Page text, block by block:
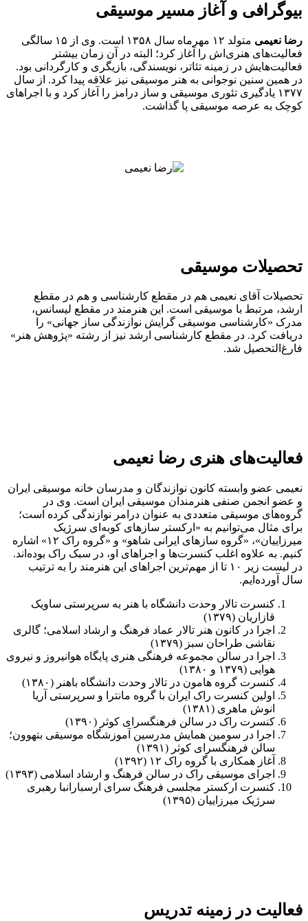
بیوگرافی و آغاز مسیر موسیقی
رضا نعیمی
متولد ۱۲ مهرماه سال ۱۳۵۸ است. وی از ۱۵ سالگی
فعالیت‌های هنری‌اش را آغاز کرد؛ البته در آن زمان بیشتر
فعالیت‌هایش در زمینه تئاتر، نویسندگی، بازیگری و کارگردانی بود.
در همین سنین نوجوانی به هنر موسیقی نیز علاقه پیدا کرد. از سال
۱۳۷۷ یادگیری تئوری موسیقی و ساز درامز را آغاز کرد و با اجراهای
کوچک به عرصه موسیقی پا گذاشت.
تحصیلات موسیقی
تحصیلات آقای نعیمی هم در مقطع کارشناسی و هم در مقطع
ارشد، مرتبط با موسیقی است. این هنرمند در مقطع لیسانس،
مدرک «کارشناسی موسیقی گرایش نوازندگی ساز جهانی» را
دریافت کرد. در مقطع کارشناسی ارشد نیز از رشته «پژوهش هنر»
فارغ‌التحصیل شد.
فعالیت‌های هنری رضا نعیمی
نعیمی عضو وابسته کانون نوازندگان و مدرسان خانه موسیقی ایران
و عضو انجمن صنفی هنرمندان موسیقی ایران است. وی در
گروه‌های موسیقی متعددی به عنوان درامر نوازندگی کرده است؛
برای مثال می‌توانیم به «ارکستر سازهای کوبه‌ای سرژیک
میرزاییان»، «گروه سازهای ایرانی شاهو» و «گروه راک ۱۲» اشاره
کنیم. به علاوه اغلب کنسرت‌ها و اجراهای او، در سبک راک بوده‌اند.
در لیست زیر ۱۰ تا از مهم‌ترین اجراهای این هنرمند را به ترتیب
سال آورده‌ایم.
کنسرت تالار وحدت دانشگاه با هنر به سرپرستی ساویک
قازاریان (۱۳۷۹)
اجرا در کانون هنر تالار عماد فرهنگ و ارشاد اسلامی؛ گالری
نقاشی طراحان سبز (۱۳۷۹)
اجرا در سالن مجموعه فرهنگی هنری پایگاه هوانیروز و نیروی
هوایی (۱۳۷۹ و ۱۳۸۰)
کنسرت گروه هامون در تالار وحدت دانشگاه باهنر (۱۳۸۰)
اولین کنسرت راک ایران با گروه مانترا و سرپرستی آریا
انوش ماهری (۱۳۸۱)
کنسرت راک در سالن فرهنگسرای کوثر (۱۳۹۰)
اجرا در سومین همایش مدرسین آموزشگاه موسیقی بتهوون؛
سالن فرهنگسرای کوثر (۱۳۹۱)
آغاز همکاری با گروه راک ۱۲ (۱۳۹۲)
اجرای موسیقی راک در سالن فرهنگ و ارشاد اسلامی (۱۳۹۳)
کنسرت ارکستر مجلسی فرهنگ سرای ارسبارانبا رهبری
سرژیک میرزاییان (۱۳۹۵)
فعالیت در زمینه تدریس